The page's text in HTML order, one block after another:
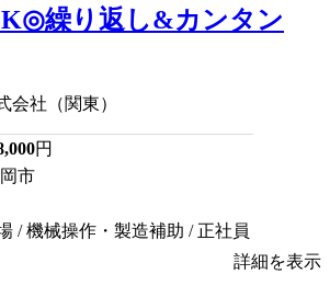
繰り返し&カンタン
会社（関東）
円
市
/ 機械操作・製造補助 / 正社員
詳細を表示